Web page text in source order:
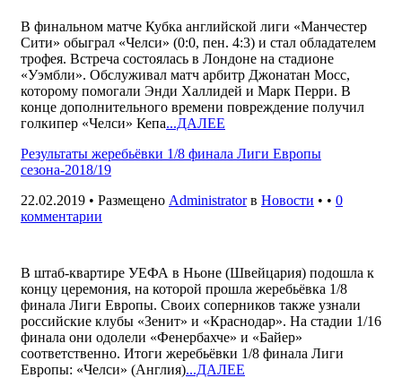
В финальном матче Кубка английской лиги «Манчестер
Сити» обыграл «Челси» (0:0, пен. 4:3) и стал обладателем
трофея. Встреча состоялась в Лондоне на стадионе
«Уэмбли». Обслуживал матч арбитр Джонатан Мосс,
которому помогали Энди Халлидей и Марк Перри. В
конце дополнительного времени повреждение получил
голкипер «Челси» Кепа...ДАЛЕЕ
Результаты жеребьёвки 1/8 финала Лиги Европы
сезона-2018/19
22.02.2019 • Размещено Administratorв Новости • • 0
комментарии
В штаб-квартире УЕФА в Ньоне (Швейцария) подошла к
концу церемония, на которой прошла жеребьёвка 1/8
финала Лиги Европы. Своих соперников также узнали
российские клубы «Зенит» и «Краснодар». На стадии 1/16
финала они одолели «Фенербахче» и «Байер»
соответственно. Итоги жеребьёвки 1/8 финала Лиги
Европы: «Челси» (Англия)...ДАЛЕЕ